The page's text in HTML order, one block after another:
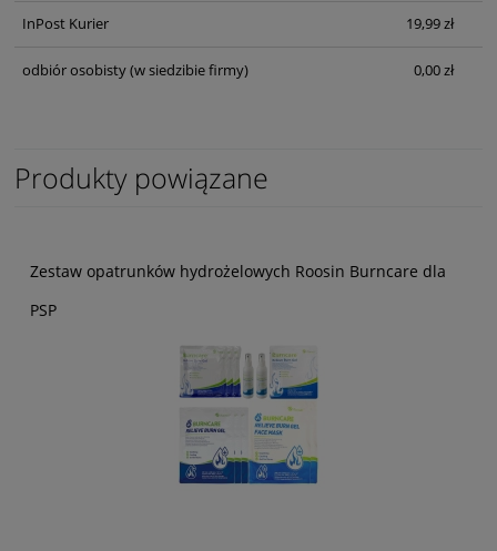
InPost Kurier 19,99 zł
odbiór osobisty(w siedzibie firmy) 0,00 zł
Produkty powiązane
Zestaw opatrunków hydrożelowych Roosin Burncare dla
PSP